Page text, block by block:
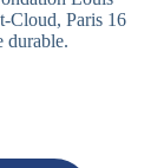
Cloud, Paris 16
durable.